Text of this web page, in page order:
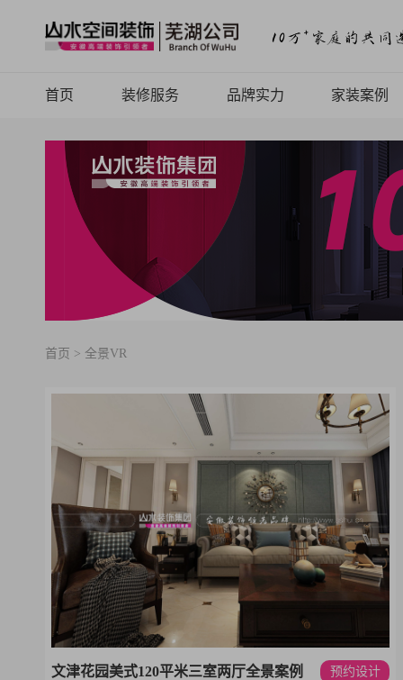
首页 装修服务
山水高端
山水定制
品牌实力
品牌介绍
品牌历程
品牌文化
山水视频
家装案例
案例品鉴
精品案例
全景VR
热装楼盘
首页 > 全景VR
预约设计
文津花园美式120平米三室两厅全景案例